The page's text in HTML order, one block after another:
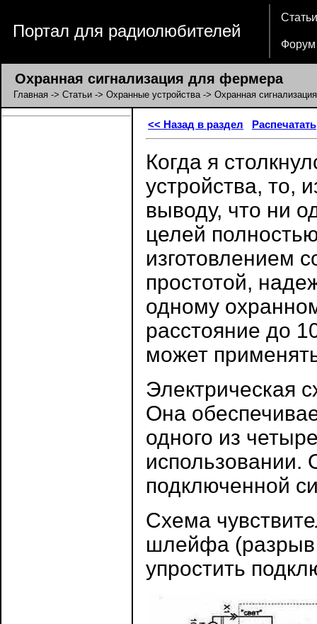
Портал для радиолюбителей
Статьи
Форум
Охранная сигнализация для фермера
Главная -> Статьи -> Охранные устройства-> Охранная
<< Назад в раздел Распечатать
Когда я
устройства, то,
выводу, что ни
целей
изготовлением
простотой,
одному
расстояние до
может
Электрическая
Она
одного из
использовании.
подключенной
Схема
шлейфа (разрыв
упростить